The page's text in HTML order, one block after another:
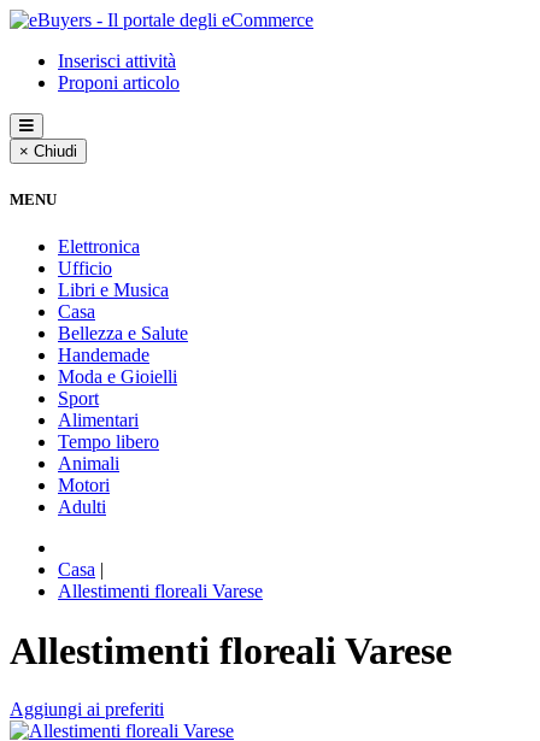
Inserisci attività
Proponi articolo
× Chiudi
MENU
Elettronica
Ufficio
Libri e Musica
Casa
Bellezza e Salute
Handemade
Moda e Gioielli
Sport
Alimentari
Tempo libero
Animali
Motori
Adulti
Casa |
Allestimenti floreali Varese
Allestimenti floreali Varese
Aggiungi ai preferiti